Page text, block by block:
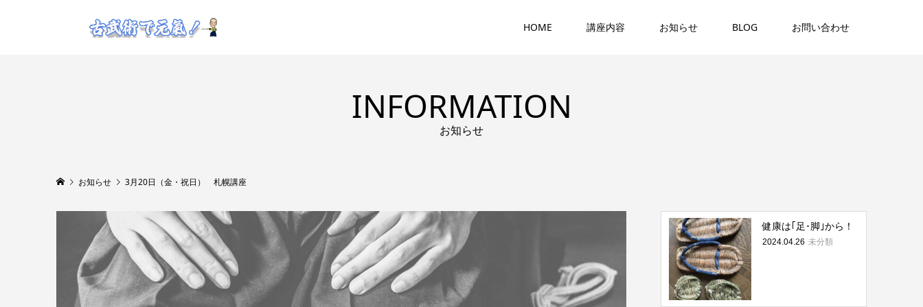
HOME 講座内容 お知らせ BLOG お問い合わせ
INFORMATION
お知らせ
お知らせ 3月20日（金・祝日） 札幌講座
健康は｢足･脚｣から！
2024.04.26 未分類